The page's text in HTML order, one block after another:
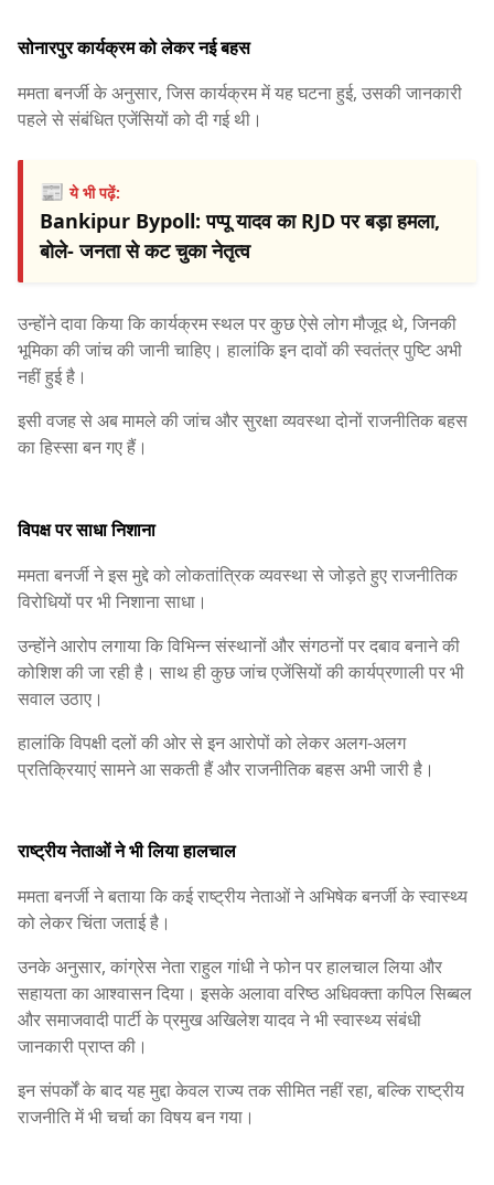
सोनारपुर कार्यक्रम को लेकर नई बहस
ममता बनर्जी के अनुसार, जिस कार्यक्रम में यह घटना हुई, उसकी जानकारी
पहले से संबंधित एजेंसियों को दी गई थी।
📰ये भी पढ़ें:
Bankipur Bypoll: पप्पू यादव का RJD पर बड़ा हमला,
बोले- जनता से कट चुका नेतृत्व
उन्होंने दावा किया कि कार्यक्रम स्थल पर कुछ ऐसे लोग मौजूद थे, जिनकी
भूमिका की जांच की जानी चाहिए। हालांकि इन दावों की स्वतंत्र पुष्टि अभी
नहीं हुई है।
इसी वजह से अब मामले की जांच और सुरक्षा व्यवस्था दोनों राजनीतिक बहस
का हिस्सा बन गए हैं।
विपक्ष पर साधा निशाना
ममता बनर्जी ने इस मुद्दे को लोकतांत्रिक व्यवस्था से जोड़ते हुए राजनीतिक
विरोधियों पर भी निशाना साधा।
उन्होंने आरोप लगाया कि विभिन्न संस्थानों और संगठनों पर दबाव बनाने की
कोशिश की जा रही है। साथ ही कुछ जांच एजेंसियों की कार्यप्रणाली पर भी
सवाल उठाए।
हालांकि विपक्षी दलों की ओर से इन आरोपों को लेकर अलग-अलग
प्रतिक्रियाएं सामने आ सकती हैं और राजनीतिक बहस अभी जारी है।
राष्ट्रीय नेताओं ने भी लिया हालचाल
ममता बनर्जी ने बताया कि कई राष्ट्रीय नेताओं ने अभिषेक बनर्जी के स्वास्थ्य
को लेकर चिंता जताई है।
उनके अनुसार, कांग्रेस नेता राहुल गांधी ने फोन पर हालचाल लिया और
सहायता का आश्वासन दिया। इसके अलावा वरिष्ठ अधिवक्ता कपिल सिब्बल
और समाजवादी पार्टी के प्रमुख अखिलेश यादव ने भी स्वास्थ्य संबंधी
जानकारी प्राप्त की।
इन संपर्कों के बाद यह मुद्दा केवल राज्य तक सीमित नहीं रहा, बल्कि राष्ट्रीय
राजनीति में भी चर्चा का विषय बन गया।